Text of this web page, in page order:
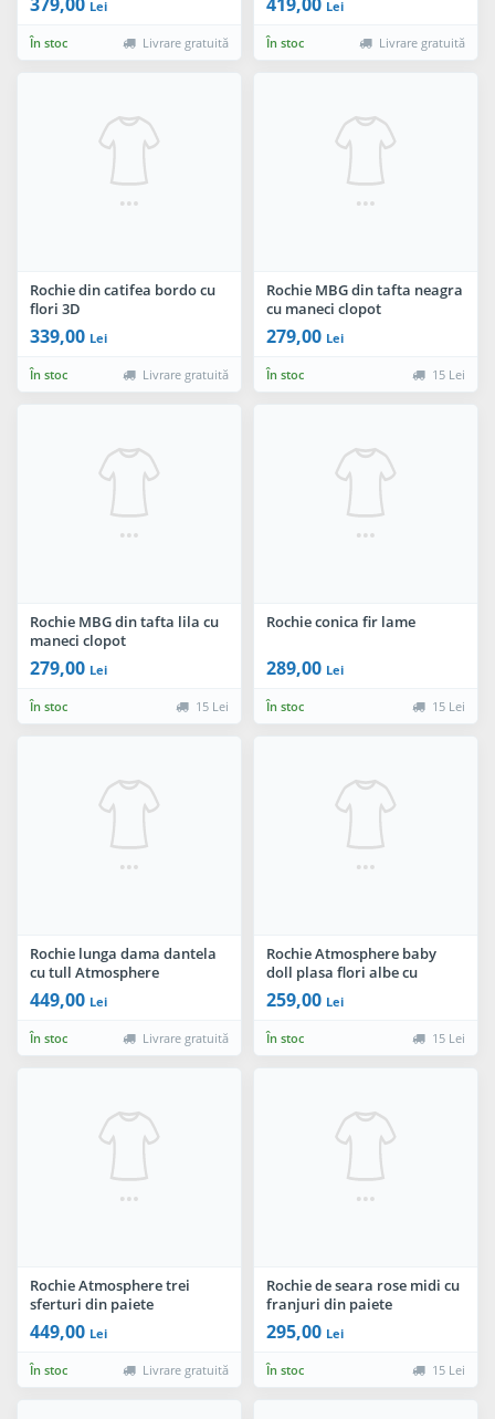
Lei
În stoc Livrare gratuită
Lei
În stoc Livrare gratuită
Rochie din catifea bordo cu
flori 3D
339,00 Lei
În stoc Livrare gratuită
Rochie MBG din tafta neagra
cu maneci clopot
279,00 Lei
În stoc 15 Lei
Rochie MBG din tafta lila cu
maneci clopot
279,00 Lei
În stoc 15 Lei
Rochie conica fir lame
289,00 Lei
În stoc 15 Lei
Rochie lunga dama dantela
cu tull Atmosphere
449,00 Lei
În stoc Livrare gratuită
Rochie Atmosphere baby
doll plasa flori albe cu
spatele gol
259,00 Lei
În stoc 15 Lei
Rochie Atmosphere trei
sferturi din paiete
449,00 Lei
În stoc Livrare gratuită
Rochie de seara rose midi cu
franjuri din paiete
295,00 Lei
În stoc 15 Lei